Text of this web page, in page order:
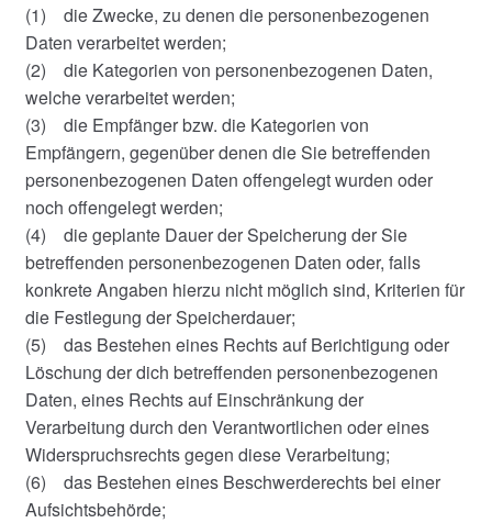
(1) die Zwecke, zu denen die personenbezogenen
Daten verarbeitet werden;
(2) die Kategorien von personenbezogenen Daten,
welche verarbeitet werden;
(3) die Empfänger bzw. die Kategorien von
Empfängern, gegenüber denen die Sie betreffenden
personenbezogenen Daten offengelegt wurden oder
noch offengelegt werden;
(4) die geplante Dauer der Speicherung der Sie
betreffenden personenbezogenen Daten oder, falls
konkrete Angaben hierzu nicht möglich sind, Kriterien für
die Festlegung der Speicherdauer;
(5) das Bestehen eines Rechts auf Berichtigung oder
Löschung der dich betreffenden personenbezogenen
Daten, eines Rechts auf Einschränkung der
Verarbeitung durch den Verantwortlichen oder eines
Widerspruchsrechts gegen diese Verarbeitung;
(6) das Bestehen eines Beschwerderechts bei einer
Aufsichtsbehörde;